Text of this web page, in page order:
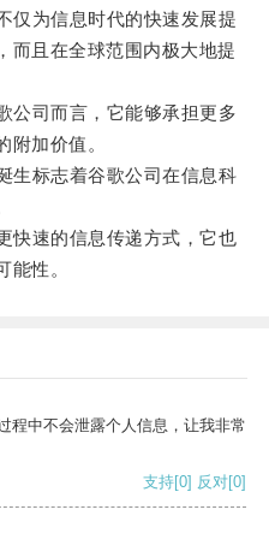
为信息时代的快速发展提
而且在全球范围内极大地提
司而言，它能够承担更多
附加价值。
标志着谷歌公司在信息科
速的信息传递方式，它也
能性。
程中不会泄露个人信息，让我非常
支持[0] 反对[0]